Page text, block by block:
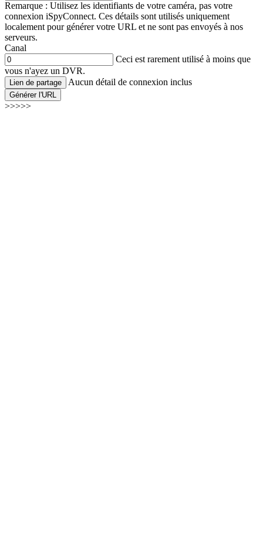
Remarque : Utilisez les identifiants de votre caméra, pas votre
connexion iSpyConnect. Ces détails sont utilisés uniquement
localement pour générer votre URL et ne sont pas envoyés à nos
serveurs.
Canal
Ceci est rarement utilisé à moins que
vous n'ayez un DVR.
Lien de partage Aucun détail de connexion inclus
Générer l'URL
>>>>>